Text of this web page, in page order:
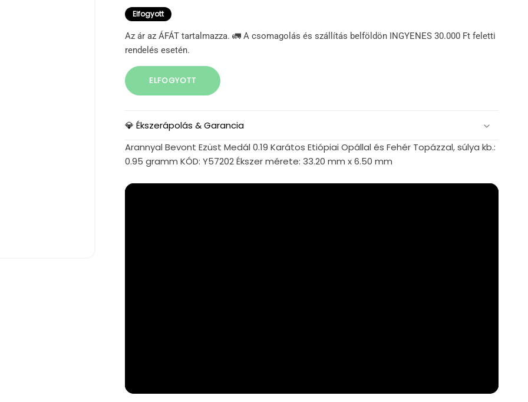
Elfogyott
Az ár az ÁFÁT tartalmazza. 🚛 A csomagolás és szállítás belföldön INGYENES 30.000 Ft feletti
rendelés esetén.
ELFOGYOTT
💎 Ékszerápolás & Garancia
Arannyal Bevont Ezüst Medál 0.19 Karátos Etiópiai Opállal és Fehér Topázzal, súlya kb.:
0.95 gramm KÓD: Y57202 Ékszer mérete: 33.20 mm x 6.50 mm